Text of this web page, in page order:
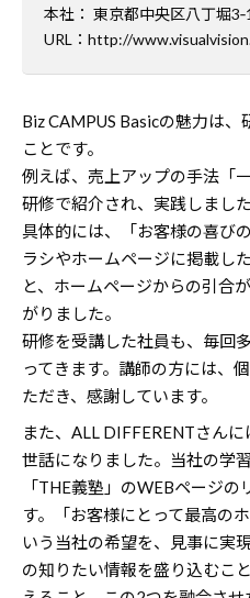
本社： 東京都中央区八丁堀
URL： http://
Biz CAMPUS Basicの魅力は
ことです。
例えば、売上アップの手法「
研修で紹介され、実践しました
具体的には、「お客様の喜び
ラシやホームページに掲載し
と、ホームページからの引合
がりました。
研修を受講した社員も、毎回
ってきます。講師の方には、
ただき、感謝しています。
また、ALL DIFFERENTさん
世話になりました。当社の学
「THE義塾」のWEBページ
す。「お客様にとって最高の
いう当社の希望を、見事に実
の知りたい情報を盛り込むこ